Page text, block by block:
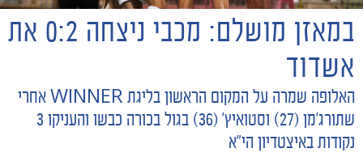
חדשות
במאזן מושלם: מכבי ניצחה 0:2 את
אשדוד
האלופה שמרה על המקום הראשון בליגת WINNER אחרי
שתורג'מן (27) וסטואיץ' (36) בגול בכורה כבשו והעניקו 3
נקודות באיצטדיון הי"א